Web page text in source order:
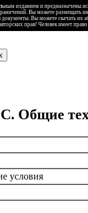
изданием и предназначены
Вы можете размещать
Вы можете скачать их
прав! Человек имеет
Общие
условия